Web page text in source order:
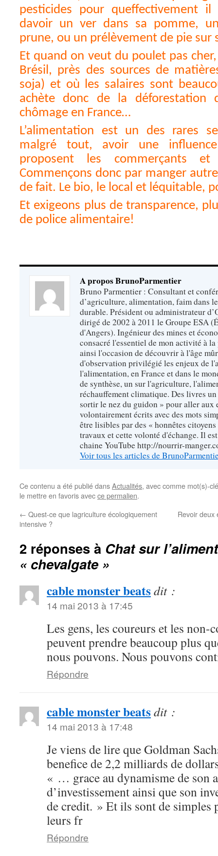
pesticides pour queffectivement
davoir un ver dans sa pomme,
prune, ou un prélèvement de pie sur
Et quand on veut du poulet pas
Brésil, près des sources de
soja) et où les salaires sont
achète donc de la déforestation
chômage en France…
L’alimentation est un des rares
malgré tout, avoir une
proposent les commerçants
Commençons donc par manger
de fait. Le bio, le local et léquitable,
Et exigeons plus de transparence,
de police alimentaire!
A propos BrunoParmentier
Bruno Parmentier : Consultant et
d’agriculture, alimentation, faim dans
durable. Président ou administrateur
dirigé de 2002 à 2011 le Groupe ESA
d'Angers). Ingénieur des mines et
consacré l'essentiel de mon activité à
ainsi l'occasion de découvrir à l'âge
d'observation privilégié les enjeux de
l'alimentation, en France et dans le
de synthèse, un sur l'agriculture,
réchauffement climatique. Des livres
sortir le nez du guidon » pour aller aux
volontairement écrits avec des mots
être lisibles par des « honnêtes
travaux et cette volonté d'échange. Il
chaine YouTube http://nourrir-
Voir tous les articles de
Ce contenu a été publié dansActualités, avec comme mot(s)-
le mettre en favoris avecce permalien.
← Quest-ce que lagriculture écologiquement
intensive ?
Revoir deux
2 réponses à Chat sur
« chevalgate »
cable monster beatsdit :
14 mai 2013 à 17:45
Les gens, les coureurs et les non-
peuvent prendre beaucoup plus
nous pouvons. Nous pouvons
Répondre
cable monster beatsdit :
14 mai 2013 à 17:48
Je viens de lire que Goldman
benefice de 2,2 milliards de
« … grace au dynamisme de son
d’investissement ainsi que son
de credit. » Et ils sont de simples
leurs fr
Répondre